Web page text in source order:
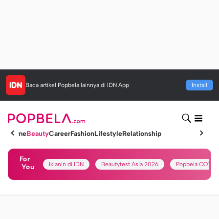
Baca artikel Popbela lainnya di IDN App Install
HomeBeautyCareerFashionLifestyleRelationship
For
You
Iklanin di IDN Beautyfest Asia 2026 Popbela OOTD